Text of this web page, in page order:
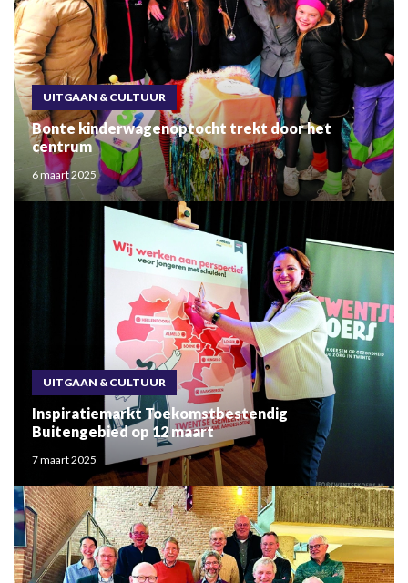
UITGAAN & CULTUUR
Bonte kinderwagenoptocht trekt door het
centrum
6 maart 2025
UITGAAN & CULTUUR
Inspiratiemarkt Toekomstbestendig
Buitengebied op 12 maart
7 maart 2025